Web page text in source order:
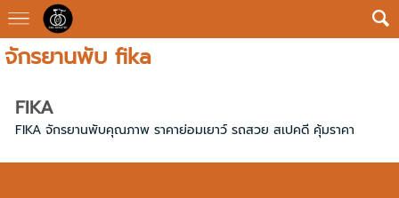
จักรยานพับ fika
FIKA
FIKA จักรยานพับคุณภาพ ราคาย่อมเยาว์ รถสวย สเปคดี คุ้มราคา